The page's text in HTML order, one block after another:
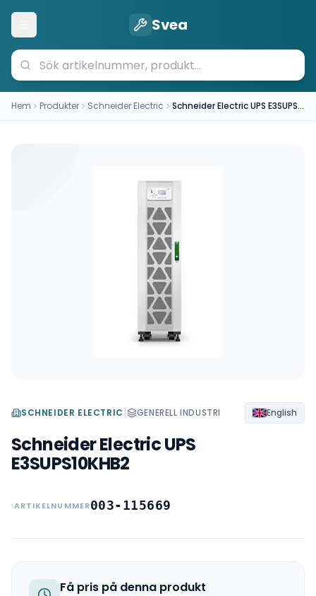
Öppna meny Svea
Hem Produkter Schneider Electric Schneider Electric UPS E3SUPS10KHB2
SCHNEIDER ELECTRIC | GENERELL INDUSTRI English
Schneider Electric UPS
E3SUPS10KHB2
ARTIKELNUMMER003-115669
Få pris på denna produkt